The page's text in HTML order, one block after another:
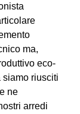
ma,
eco-
siamo riusciti
ne
arredi